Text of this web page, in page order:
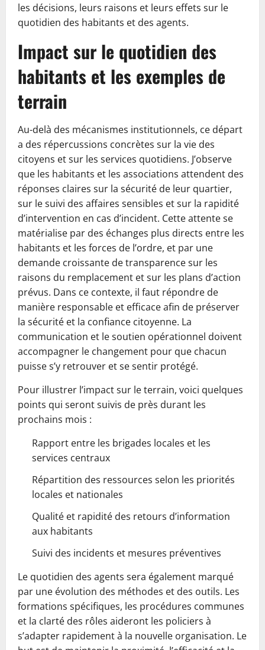
les décisions, leurs raisons et leurs effets sur le
quotidien des habitants et des agents.
Impact sur le quotidien des
habitants et les exemples de
terrain
Au-delà des mécanismes institutionnels, ce départ
a des répercussions concrètes sur la vie des
citoyens et sur les services quotidiens. J’observe
que les habitants et les associations attendent des
réponses claires sur la sécurité de leur quartier,
sur le suivi des affaires sensibles et sur la rapidité
d’intervention en cas d’incident. Cette attente se
matérialise par des échanges plus directs entre les
habitants et les forces de l’ordre, et par une
demande croissante de transparence sur les
raisons du remplacement et sur les plans d’action
prévus. Dans ce contexte, il faut répondre de
manière responsable et efficace afin de préserver
la sécurité et la confiance citoyenne. La
communication et le soutien opérationnel doivent
accompagner le changement pour que chacun
puisse s’y retrouver et se sentir protégé.
Pour illustrer l’impact sur le terrain, voici quelques
points qui seront suivis de près durant les
prochains mois :
Rapport entre les brigades locales et les
services centraux
Répartition des ressources selon les priorités
locales et nationales
Qualité et rapidité des retours d’information
aux habitants
Suivi des incidents et mesures préventives
Le quotidien des agents sera également marqué
par une évolution des méthodes et des outils. Les
formations spécifiques, les procédures communes
et la clarté des rôles aideront les policiers à
s’adapter rapidement à la nouvelle organisation. Le